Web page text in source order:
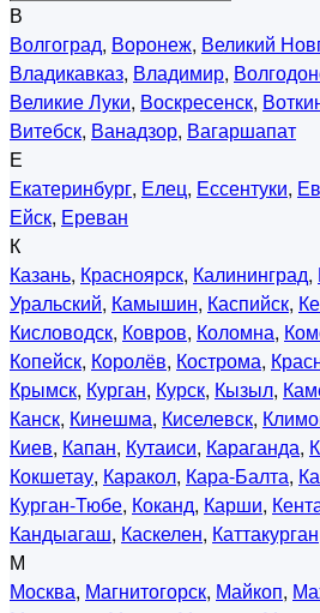
В
Волгоград, Воронеж, Великий
Владикавказ, Владимир,
Великие Луки, Воскресенск,
Витебск, Ванадзор, Вагаршапат
Е
Екатеринбург, Елец, Ессентуки,
Ейск, Ереван
К
Казань, Красноярск, Калининград,
Уральский, Камышин, Каспийск,
Кисловодск, Ковров, Коломна,
Копейск, Королёв, Кострома,
Крымск, Курган, Курск, Кызыл,
Канск, Кинешма, Киселевск,
Киев, Капан, Кутаиси, Караганда,
Кокшетау, Каракол, Кара-Балта,
Курган-Тюбе, Коканд, Карши,
Кандыагаш, Каскелен, Каттакурган
М
Москва, Магнитогорск, Майкоп,